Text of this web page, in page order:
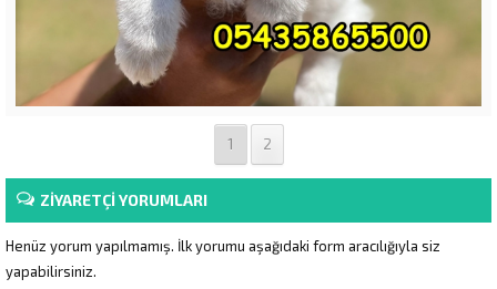
1 2
ZİYARETÇİ YORUMLARI
Henüz yorum yapılmamış. İlk yorumu aşağıdaki form aracılığıyla siz
yapabilirsiniz.